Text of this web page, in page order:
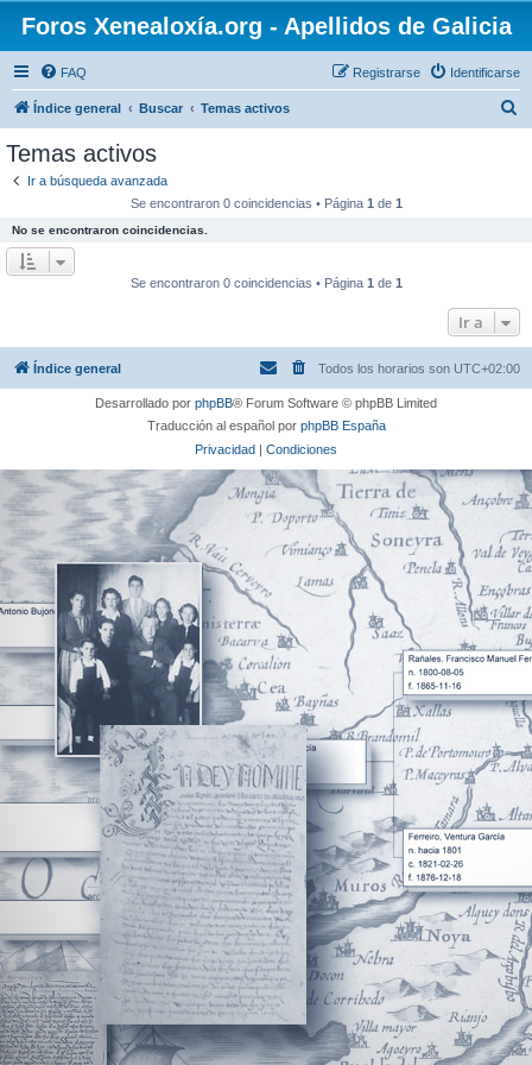
Foros Xenealoxía.org - Apellidos de Galicia
FAQ Identificarse
Registrarse
Índice general Buscar Temas activos
Temas activos
Ir a búsqueda avanzada
Se encontraron 0 coincidencias • Página 1 de 1
No se encontraron coincidencias.
Se encontraron 0 coincidencias • Página 1 de 1
Ir a
Índice general Todos los horarios son UTC+02:00
Desarrollado por phpBB® Forum Software © phpBB Limited
Traducción al español por phpBB España
Privacidad | Condiciones